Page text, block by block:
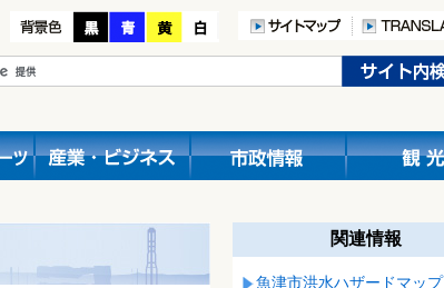
関連情報
魚津市洪水ハザードマップ